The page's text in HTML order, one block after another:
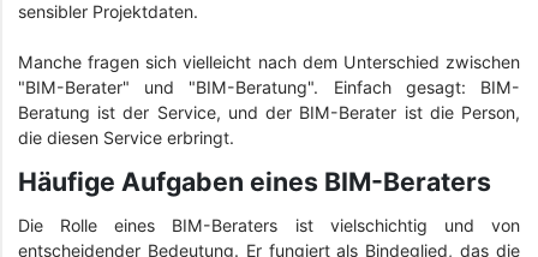
sensibler Projektdaten.
Manche fragen sich vielleicht nach dem Unterschied zwischen
"BIM-Berater" und "BIM-Beratung". Einfach gesagt: BIM-
Beratung ist der Service, und der BIM-Berater ist die Person,
die diesen Service erbringt.
Häufige Aufgaben eines BIM-Beraters
Die Rolle eines BIM-Beraters ist vielschichtig und von
entscheidender Bedeutung. Er fungiert als Bindeglied, das die